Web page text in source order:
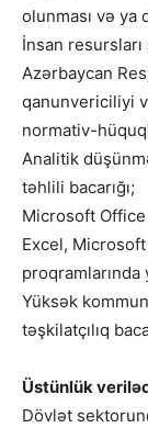
olunması və ya
İnsan
Azərbaycan
qanunvericiliyi
normativ-
Analitik
təhlili bacarığı;
Microsoft
Excel,
proqramlarında
Yüksək
təşkilatçılıq
Üstünlük
Dövlət